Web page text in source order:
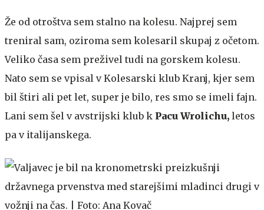
Že od otroštva sem stalno na kolesu. Najprej sem
treniral sam, oziroma sem kolesaril skupaj z očetom.
Veliko časa sem preživel tudi na gorskem kolesu.
Nato sem se vpisal v Kolesarski klub Kranj, kjer sem
bil štiri ali pet let, super je bilo, res smo se imeli fajn.
Lani sem šel v avstrijski klub k Pacu Wrolichu, letos
pa v italijanskega.